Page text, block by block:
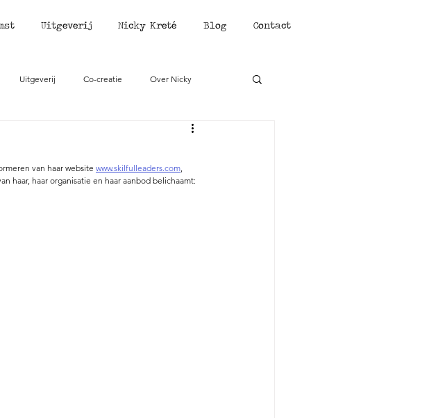
Uitgeverij Nicky Kreté Blog Contact
Uitgeverij Co-creatie Over Nicky
van haar website www.skilfulleaders.com,
haar, haar organisatie en haar aanbod belichaamt: